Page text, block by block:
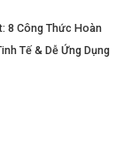
8 Công Thức Hoàn
Tế & Dễ Ứng Dụng